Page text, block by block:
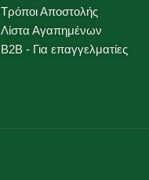
Τρόποι Αποστολής
Λίστα Αγαπημένων
B2B - Για επαγγελματίες